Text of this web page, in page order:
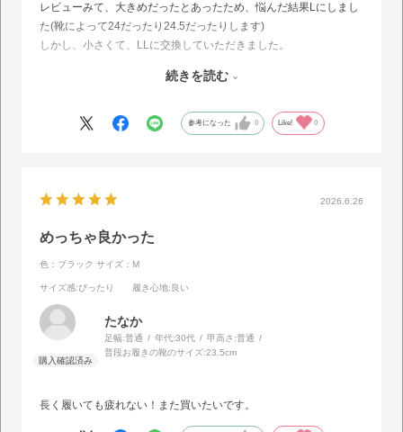
レビューみて、大きめだったとあったため、悩んだ結果Lにしまし
た(靴によって24だったり24.5だったりします)
しかし、小さくて、LLに交換していただきました。
ただ、安いから仕方ないですが、左右のバランスが合ってない💦の
続きを読む
参考になった 0 Like! 0
2026.6.26
めっちゃ良かった
色：ブラック サイズ：M
サイズ感:ぴったり 履き心地:良い
たなか
足幅:普通 年代:30代 甲高さ:普通
普段お履きの靴のサイズ:23.5cm
長く履いても疲れない！また買いたいです。